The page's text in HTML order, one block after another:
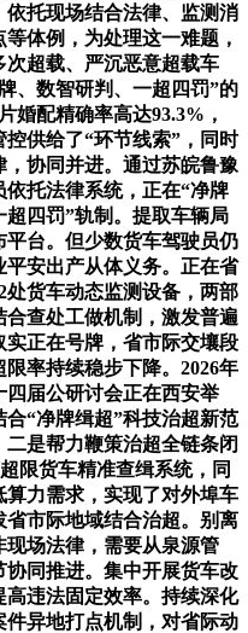
依托现场结合法律、监测消
体例，为处理这一难题，
超载、严沉恶意超载车
、数智研判、一超四罚”的
婚配精确率高达93.3%，
供给了“环节线索”，同时
协同并进。通过苏皖鲁豫
托法律系统，正在“净牌
四罚”轨制。提取车辆局
台。但少数货车驾驶员仍
安出产从体义务。正在省
货车动态监测设备，两部
查处工做机制，激发普遍
实正在号牌，省市际交壤段
率持续稳步下降。2026年
届公研讨会正在西安举
“净牌缉超”科技治超新范
是帮力鞭策治超全链条闭
限货车精准查缉系统，同
算力需求，实现了对外埠车
市际地域结合治超。别离
场法律，需要从泉源管
同推进。集中开展货车改
违法固定效率。持续深化
异地打点机制，对省际动